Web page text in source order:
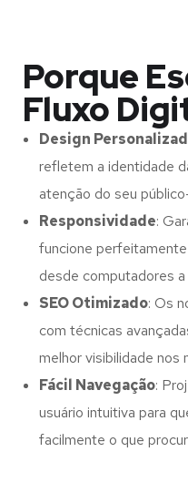
Porque
Fluxo
Design
refletem a identidade
atenção do seu
Responsividade:
funcione
desde computadores
SEO Otimizado: Os
com técnicas
melhor visibilidade nos
Fácil Navegação:
usuário intuitiva para
facilmente o que